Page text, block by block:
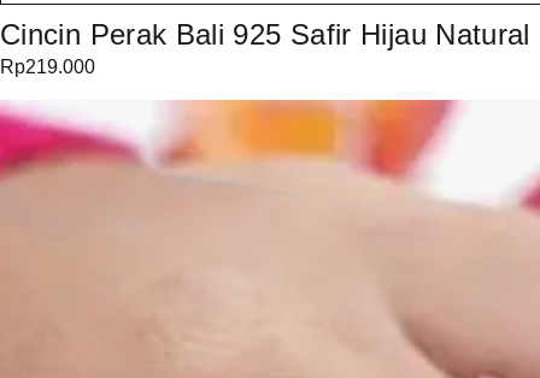
Cincin Perak Bali 925 Safir Hijau
Rp219.000